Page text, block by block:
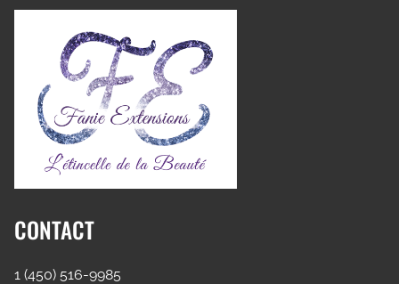
CONTACT
1 (450) 516-9985